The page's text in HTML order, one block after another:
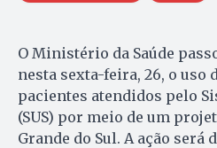
O Ministério da Saúde
nesta sexta-feira, 26, o uso
pacientes atendidos pelo
(SUS) por meio de um
Grande do Sul. A ação será